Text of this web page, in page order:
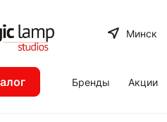
Минск
Бренды Акции